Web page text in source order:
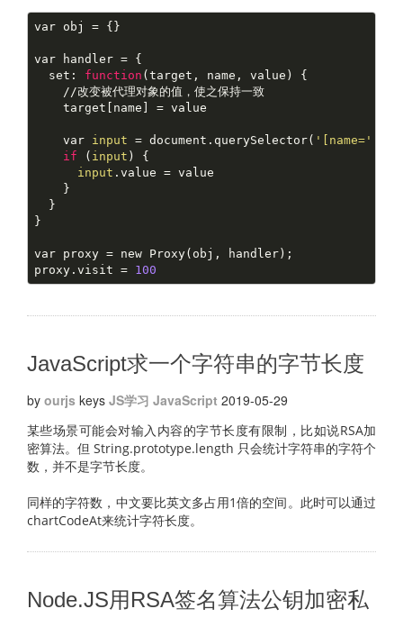
var obj = {}
var handler = {
set: function (target, name, value)
{
//改变被代理对象的值，使之保持一致
target[name] = value
var input = document.querySelector( '[name='
if ( input ) {
input .value = value
}
}
}
var proxy = new Proxy(obj, handler);
proxy.visit = 100
JavaScript求一个字符串的字节长度
by ourjs keys JS学习 JavaScript 2019-05-29
某些场景可能会对输入内容的字节长度有限制，比如说RSA加
密算法。但 String.prototype.length 只会统计字符串的字符个
数，并不是字节长度。
同样的字符数，中文要比英文多占用1倍的空间。此时可以通过
chartCodeAt来统计字符长度。
Node.JS用RSA签名算法公钥加密私